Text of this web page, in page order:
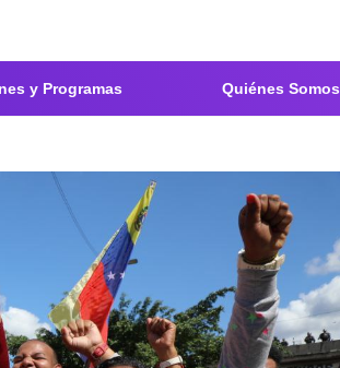
y Programas Quiénes Somos